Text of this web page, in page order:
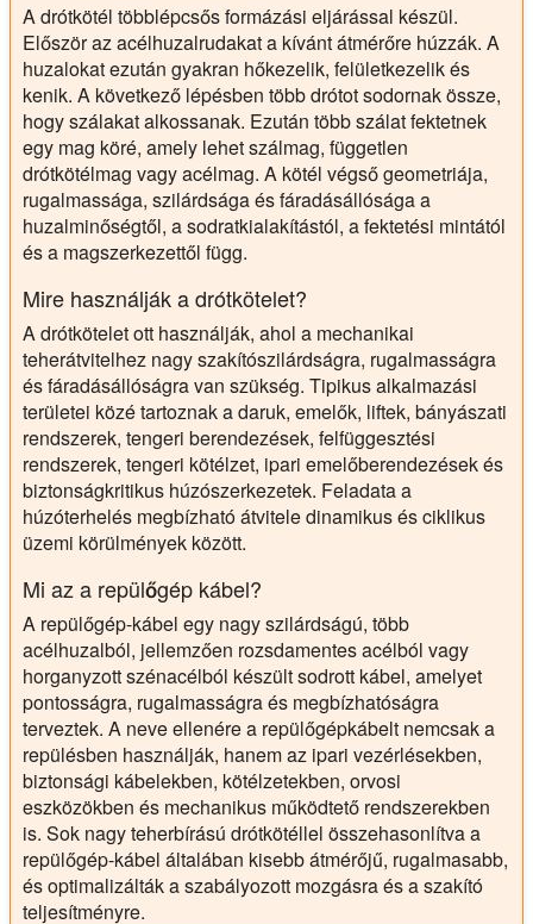
A drótkötél többlépcsős formázási eljárással készül.
Először az acélhuzalrudakat a kívánt átmérőre húzzák. A
huzalokat ezután gyakran hőkezelik, felületkezelik és
kenik. A következő lépésben több drótot sodornak össze,
hogy szálakat alkossanak. Ezután több szálat fektetnek
egy mag köré, amely lehet szálmag, független
drótkötélmag vagy acélmag. A kötél végső geometriája,
rugalmassága, szilárdsága és fáradásállósága a
huzalminőségtől, a sodratkialakítástól, a fektetési mintától
és a magszerkezettől függ.
Mire használják a drótkötelet?
A drótkötelet ott használják, ahol a mechanikai
teherátvitelhez nagy szakítószilárdságra, rugalmasságra
és fáradásállóságra van szükség. Tipikus alkalmazási
területei közé tartoznak a daruk, emelők, liftek, bányászati
rendszerek, tengeri berendezések, felfüggesztési
rendszerek, tengeri kötélzet, ipari emelőberendezések és
biztonságkritikus húzószerkezetek. Feladata a
húzóterhelés megbízható átvitele dinamikus és ciklikus
üzemi körülmények között.
Mi az a repülőgép kábel?
A repülőgép-kábel egy nagy szilárdságú, több
acélhuzalból, jellemzően rozsdamentes acélból vagy
horganyzott szénacélból készült sodrott kábel, amelyet
pontosságra, rugalmasságra és megbízhatóságra
terveztek. A neve ellenére a repülőgépkábelt nemcsak a
repülésben használják, hanem az ipari vezérlésekben,
biztonsági kábelekben, kötélzetekben, orvosi
eszközökben és mechanikus működtető rendszerekben
is. Sok nagy teherbírású drótkötéllel összehasonlítva a
repülőgép-kábel általában kisebb átmérőjű, rugalmasabb,
és optimalizálták a szabályozott mozgásra és a szakító
teljesítményre.